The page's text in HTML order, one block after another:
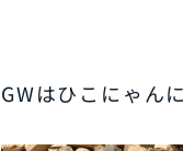
GWはひこにゃん